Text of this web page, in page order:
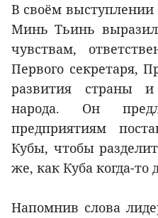
В своём
Минь Тьинь
чувствам,
Первого секретаря,
развития страны
народа. Он
предприятиям
Кубы, чтобы
же, как Куба когда-то
Напомнив слова